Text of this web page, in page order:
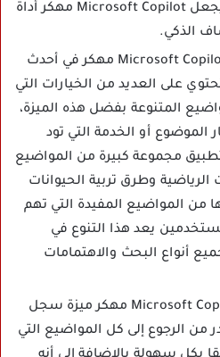
التي يهتمون بها، مما يجعل Microsoft Copilot مهكر أداة
الذكي.
يتميز Microsoft Copilot مهكر في أحدث
على العديد من الخيارات التي
المتنوعة بفضل هذه الميزة،
أو الخدمة التي تود
مجموعة كبيرة من المواضيع
الرياضية وطرق تربية الحيوانات
من المواضيع المفيدة التي تهم
يعد هذا التنوع في
أنواع البحث والاهتمامات
يقدم Microsoft Copilot مهكر ميزة سجل
من الرجوع إلى كل المواضيع التي